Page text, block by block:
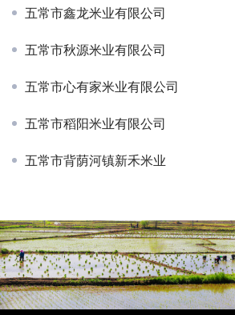
五常市鑫龙米业有限公司
五常市秋源米业有限公司
五常市心有家米业有限公司
五常市稻阳米业有限公司
五常市背荫河镇新禾米业